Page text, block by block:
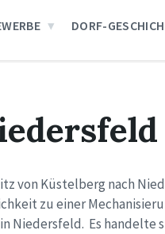
DORF-
von Küstelberg nach
zu einer
Niedersfeld. Es handelte